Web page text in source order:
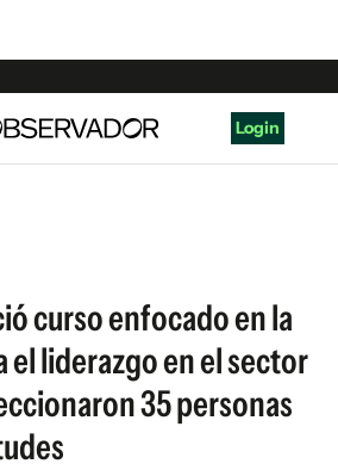
Login
curso enfocado en la
liderazgo en el sector
35 personas